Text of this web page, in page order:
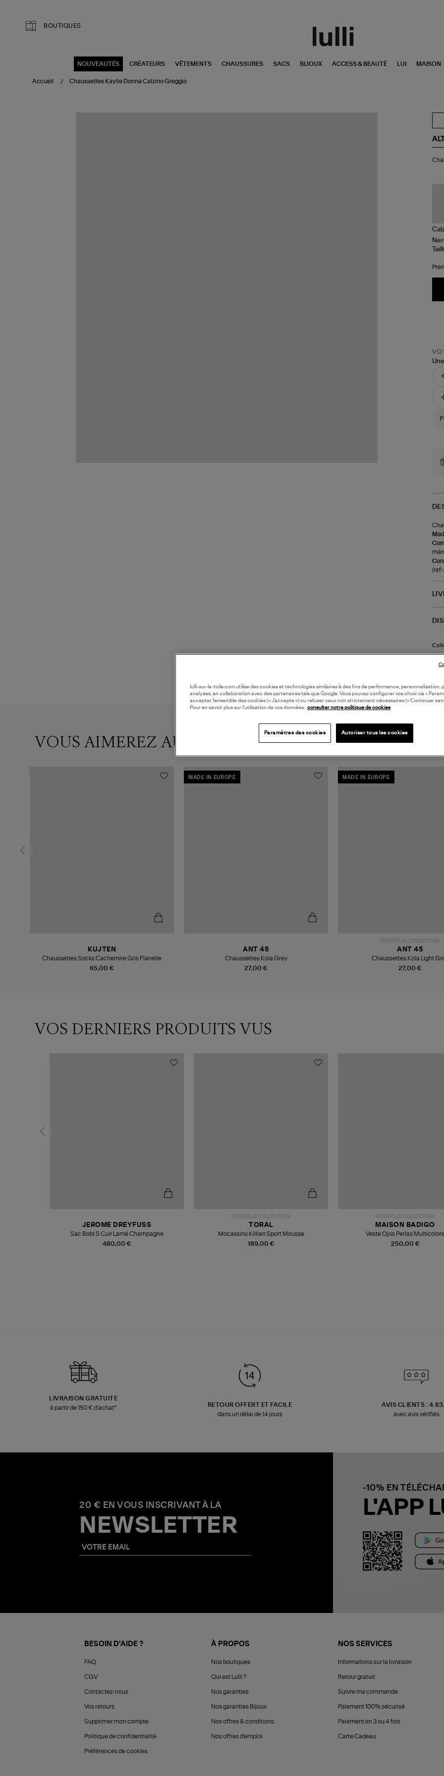
BOUTIQUES
NOUVEAUTÉS CRÉATEURS VÊTEMENTS CHAUSSURES SACS BIJOUX ACCESS & BEAUTÉ LUI MAISON
Accueil Chaussettes Kaylie Donna Calzino Greggio
VOUS AIMEREZ AUSSI
65,00 €
KUJTEN
Chaussettes Socks Cachemire Gris Flanelle
MADE IN EUROPE
27,00 €
ANT 45
Chaussettes Kola Grey
MADE IN EUROPE
NOUVELLE COLLECTION
27,00 €
ANT 45
Chaussettes Kola Light
VOS DERNIERS PRODUITS VUS
480,00 €
JEROME DREYFUSS
Sac Bobi S Cuir Lamé Champagne
NOUVELLE COLLECTION
189,00 €
TORAL
Mocassins Killian Sport Mousse
NOUVELLE COLLECTION
250,00 €
MAISON BADIGO
Veste Ojos Perlas
LIVRAISON GRATUITE
à partir de 150 € d'achat*
RETOUR OFFERT ET FACILE
dans un délai de 14 jours
AVIS CLIENTS :
avec avis vérifiés
20 € EN VOUS INSCRIVANT À LA
NEWSLETTER
-10% EN
L'APP
BESOIN D'AIDE ?
FAQ
CGV
Contactez-nous
Vos retours
Supprimer mon compte
Politique de confidentialité
Préférences de cookies
À PROPOS
Nos boutiques
Qui est Lulli ?
Nos garanties
Nos garanties Bijoux
Nos offres & conditions
Nos offres d'emploi
NOS SERVICES
Informations sur la livraison
Retour gratuit
Suivre ma commande
Paiement 100% sécurisé
Paiement en 3 ou 4 fois
Carte Cadeau
lulli-sur-la-toile.com utilise des cookies et technologies similaires à des fins de performance, personnalisation,
analyses, en collaboration avec des partenaires tels que Google. Vous pouvez configurer vos choix via «
accepter l’ensemble des cookies (« J’accepte ») ou refuser ceux non strictement nécessaires (« Continuer
Pour en savoir plus sur l’utilisation de vos données,
consulter notre politique de cookies
Paramètres des cookies Autoriser tous les cookies